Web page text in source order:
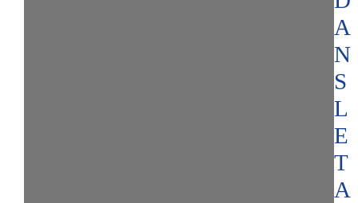
A
N
S
L
E
T
A